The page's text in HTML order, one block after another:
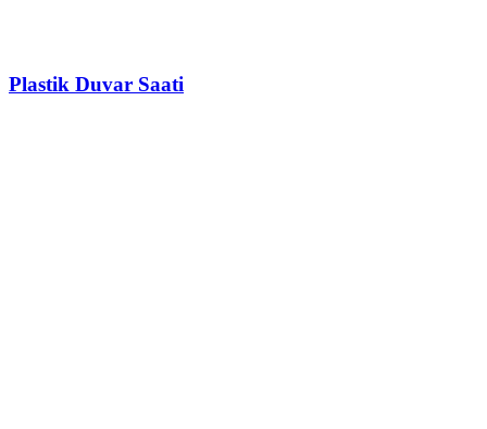
Plastik Duvar Saati